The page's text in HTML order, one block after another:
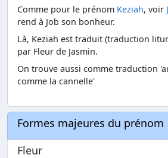
Comme pour le prénom Keziah, voir
rend à Job son bonheur.
Là, Keziah est traduit (traduction
par Fleur de Jasmin.
On trouve aussi comme traduction
comme la cannelle'
Formes majeures du prénom
Fleur